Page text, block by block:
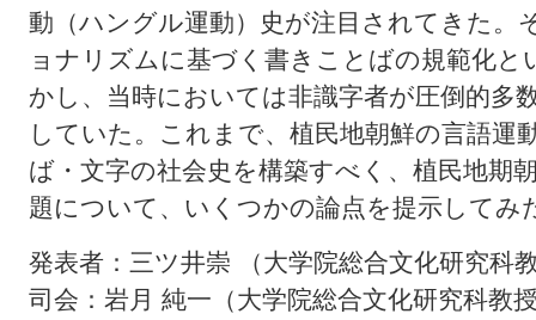
動（ハングル運動）史が注目されてきた
ョナリズムに基づく書きことばの規範化
かし、当時においては非識字者が圧倒的多
していた。これまで、植民地朝鮮の言語運
ば・文字の社会史を構築すべく、植民地期
題について、いくつかの論点を提示してみ
発表者：三ツ井崇 （大学院総合文化研究科
司会：岩月 純一（大学院総合文化研究科教